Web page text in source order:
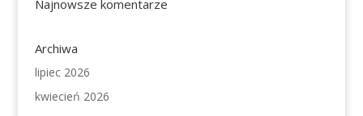
Najnowsze komentarze
Archiwa
lipiec 2026
kwiecień 2026